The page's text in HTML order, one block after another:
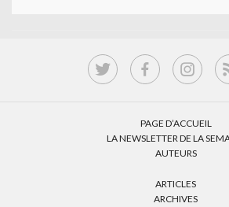
PAGE D’ACCUEIL
LA NEWSLETTER DE LA
AUTEURS
ARTICLES
ARCHIVES